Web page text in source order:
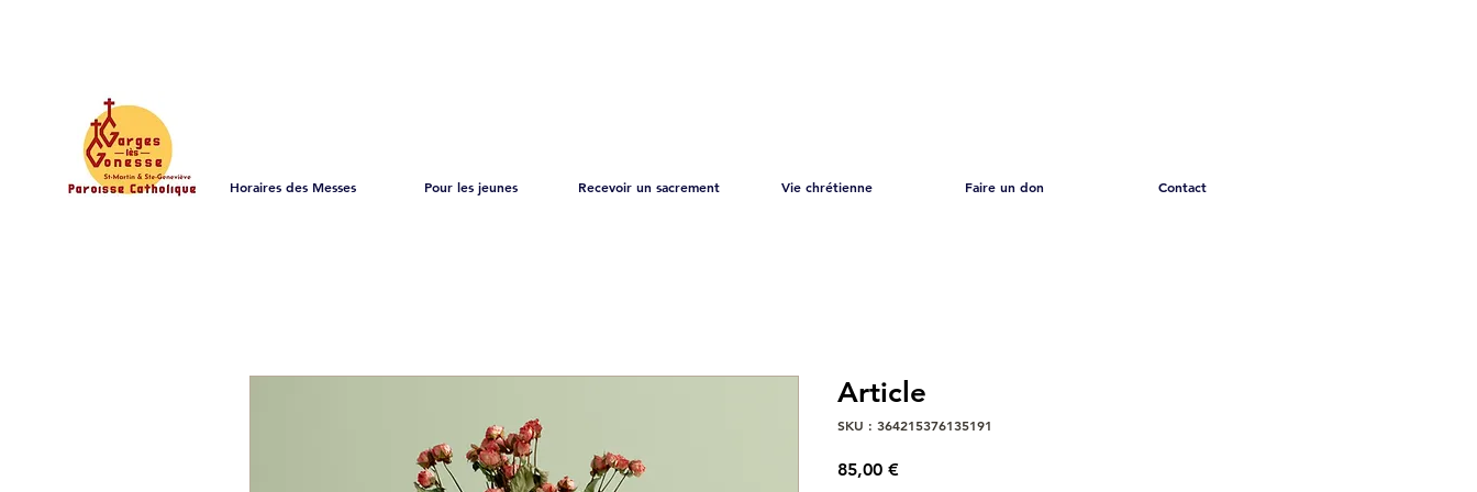
Article
SKU : 364215376135191
85,00 €Prix
Horaires des Messes Pour les jeunes Recevoir un sacrement Vie chrétienne Faire un don Contact